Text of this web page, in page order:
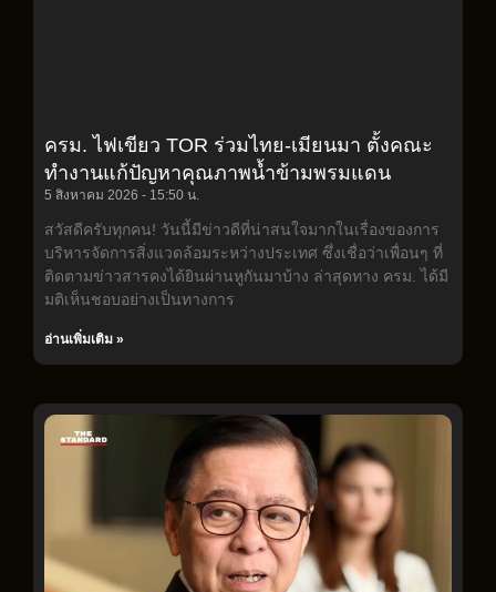
ครม. ไฟเขียว TOR ร่วมไทย-เมียนมา ตั้งคณะ
ทำงานแก้ปัญหาคุณภาพน้ำข้ามพรมแดน
5 สิงหาคม 2026 15:50 น.
สวัสดีครับทุกคน! วันนี้มีข่าวดีที่น่าสนใจมากในเรื่องของการ
บริหารจัดการสิ่งแวดล้อมระหว่างประเทศ ซึ่งเชื่อว่าเพื่อนๆ ที่
ติดตามข่าวสารคงได้ยินผ่านหูกันมาบ้าง ล่าสุดทาง ครม. ได้มี
มติเห็นชอบอย่างเป็นทางการ
อ่านเพิ่มเติม »